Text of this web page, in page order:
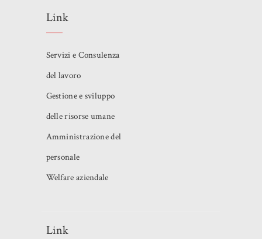
Link
Servizi e Consulenza
del lavoro
Gestione e sviluppo
delle risorse umane
Amministrazione del
personale
Welfare aziendale
Link